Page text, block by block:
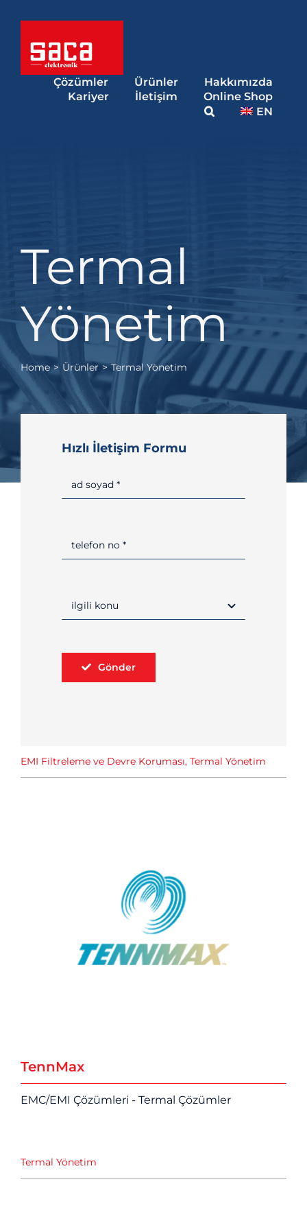
content
Çözümler Ürünler
Hakkımızda
Kariyer
İletişim
Online Shop
EN
Termal
Yönetim
Home Ürünler Termal Yönetim
Hızlı İletişim Formu
Gönder
EMI Filtreleme ve Devre Koruması, Termal Yönetim
TennMax
EMC/EMI Çözümleri - Termal Çözümler
Termal Yönetim